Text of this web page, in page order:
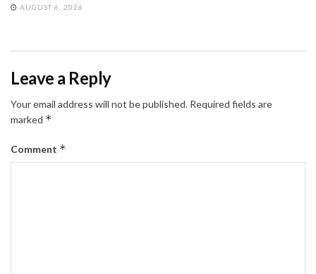
AUGUST 6, 2026
Leave a Reply
Your email address will not be published. Required fields are
marked *
Comment *